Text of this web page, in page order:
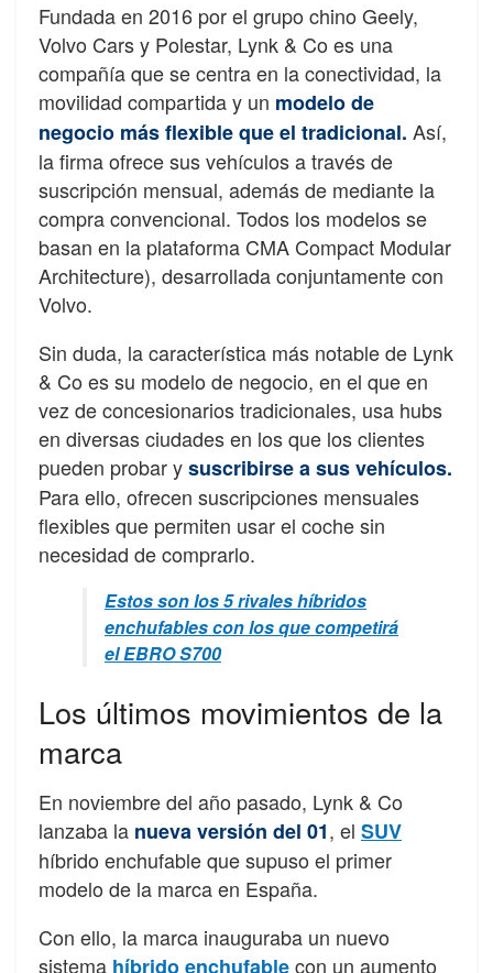
Fundada en 2016 por el grupo chino Geely,
Volvo Cars y Polestar, Lynk & Co es una
compañía que se centra en la conectividad, la
movilidad compartida y un modelo de
negocio más flexible que el tradicional. Así,
la firma ofrece sus vehículos a través de
suscripción mensual, además de mediante la
compra convencional. Todos los modelos se
basan en la plataforma CMA Compact Modular
Architecture), desarrollada conjuntamente con
Volvo.
Sin duda, la característica más notable de Lynk
& Co es su modelo de negocio, en el que en
vez de concesionarios tradicionales, usa hubs
en diversas ciudades en los que los clientes
pueden probar ysuscribirse a sus vehículos.
Para ello, ofrecen suscripciones mensuales
flexibles que permiten usar el coche sin
necesidad de comprarlo.
Estos son los 5 rivales híbridos
enchufables con los que competirá
el EBRO S700
Los últimos movimientos de la
marca
En noviembre del año pasado, Lynk & Co
lanzaba la nueva versión del 01, el SUV
híbrido enchufable que supuso el primer
modelo de la marca en España.
Con ello, la marca inauguraba un nuevo
sistema híbrido enchufablecon un aumento